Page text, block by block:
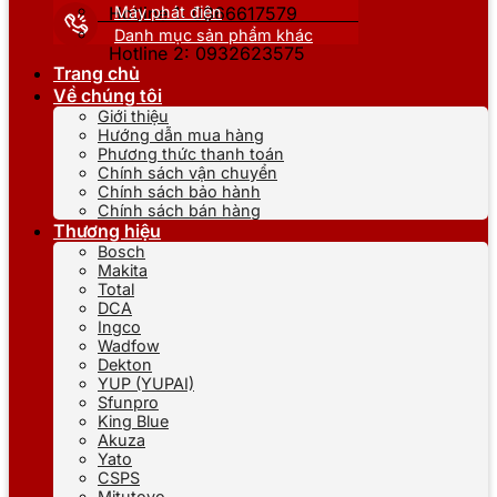
Hotline 1: 0866617579
Hotline 2: 0932623575
Máy phát điện
Danh mục sản phẩm khác
Trang chủ
Về chúng tôi
Giới thiệu
Hướng dẫn mua hàng
Phương thức thanh toán
Chính sách vận chuyển
Chính sách bảo hành
Chính sách bán hàng
Thương hiệu
Bosch
Makita
Total
DCA
Ingco
Wadfow
Dekton
YUP (YUPAI)
Sfunpro
King Blue
Akuza
Yato
CSPS